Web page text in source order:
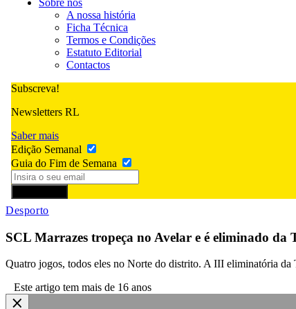
A nossa história
Ficha Técnica
Termos e Condições
Estatuto Editorial
Contactos
Subscreva!
Newsletters RL
Saber mais
Edição Semanal
Guia do Fim de Semana
Desporto
SCL Marrazes tropeça no Avelar e é eliminado da
Quatro jogos, todos eles no Norte do distrito. A III eliminatória
Este artigo tem mais de 16 anos